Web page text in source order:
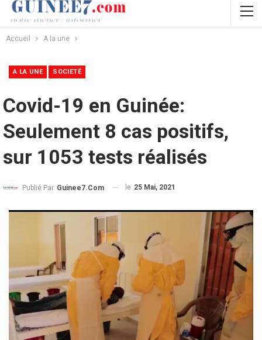
Accueil A la une
A LA UNE SOCIETÉ
Covid-19 en Guinée:
Seulement 8 cas positifs,
sur 1053 tests réalisés
Publié Par Guinee7.com le 25 Mai, 2021